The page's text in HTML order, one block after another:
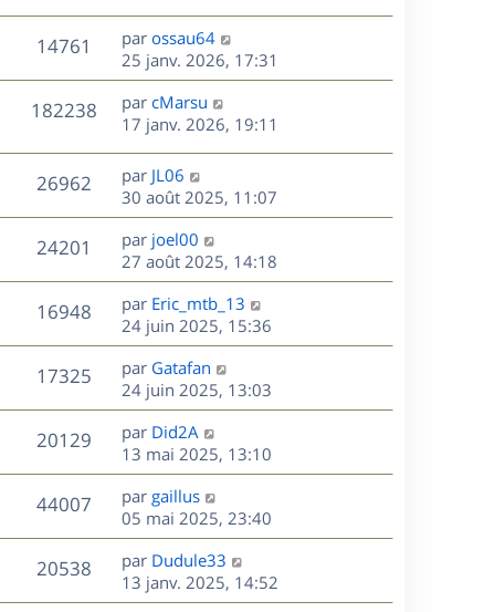
e
s
n
i
e
r
m
e
s
a
g
e
14761
u
e
D
e
r
n
i
e
r
m
e
s
s
a
g
e
par ossau64
25 janv. 2026, 17:31
182238V
u
D
e
n
i
e
r
m
e
s
s
a
g
e
par cMarsu
17 janv. 2026, 19:11
26962V
u
s
D
e
r
n
i
e
r
m
e
s
s
a
g
e
par JL06
30 août 2025, 11:07
24201
u
e
D
e
r
n
i
e
r
m
e
s
s
a
g
e
par joel00
27 août 2025, 14:18
16948V
u
s
D
e
r
n
i
e
r
m
e
s
s
a
g
e
par Eric_mtb_13
24 juin 2025, 15:36
17325V
u
s
D
e
r
n
i
e
r
m
e
s
s
par Gatafan
24 juin 2025, 13:03
20129V
u
s
D
e
r
n
i
e
r
m
e
par Did2A
13 mai 2025, 13:10
44007V
u
e
D
e
r
n
i
e
par gaillus
05 mai 2025, 23:40
20538V
u
D
e
r
par Dudule33
13 janv. 2025, 14:52